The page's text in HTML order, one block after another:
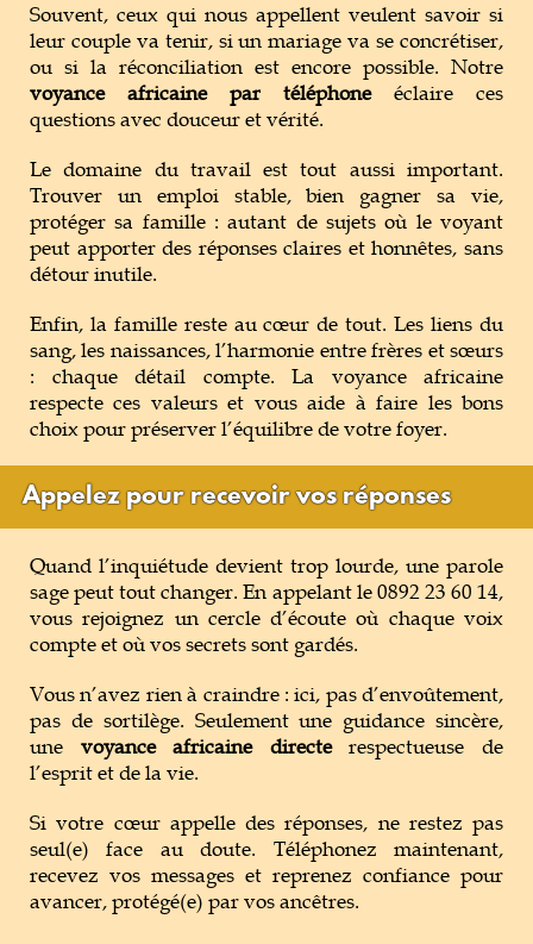
Souvent, ceux qui nous appellent veulent savoir si
leur couple va tenir, si un mariage va se concrétiser,
ou si la réconciliation est encore possible. Notre
voyance africaine par téléphoneéclaire ces
questions avec douceur et vérité.
Le domaine du travail est tout aussi important.
Trouver un emploi stable, bien gagner sa vie,
protéger sa famille : autant de sujets où le voyant
peut apporter des réponses claires et honnêtes, sans
détour inutile.
Enfin, la famille reste au cœur de tout. Les liens du
sang, les naissances, l’harmonie entre frères et sœurs
: chaque détail compte. La voyance africaine
respecte ces valeurs et vous aide à faire les bons
choix pour préserver l’équilibre de votre foyer.
Appelez pour recevoir vos réponses
Quand l’inquiétude devient trop lourde, une parole
sage peut tout changer. En appelant le 0892 23 60 14,
vous rejoignez un cercle d’écoute où chaque voix
compte et où vos secrets sont gardés.
Vous n’avez rien à craindre : ici, pas d’envoûtement,
pas de sortilège. Seulement une guidance sincère,
une voyance africaine directerespectueuse de
l’esprit et de la vie.
Si votre cœur appelle des réponses, ne restez pas
seul(e) face au doute. Téléphonez maintenant,
recevez vos messages et reprenez confiance pour
avancer, protégé(e) par vos ancêtres.